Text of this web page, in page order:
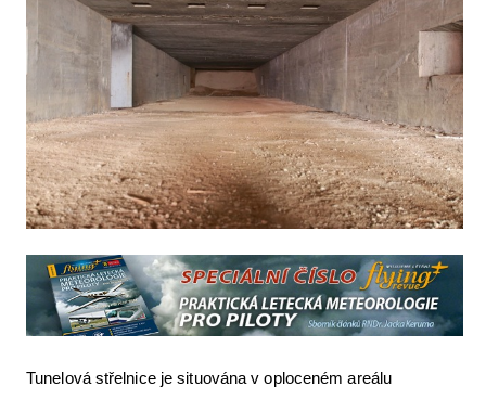
Tunelová střelnice je situována v oploceném areálu